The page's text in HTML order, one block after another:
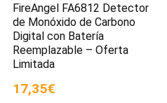
FireAngel FA6812 Detector
de Monóxido de Carbono
Digital con Batería
Reemplazable – Oferta
Limitada
17,35€